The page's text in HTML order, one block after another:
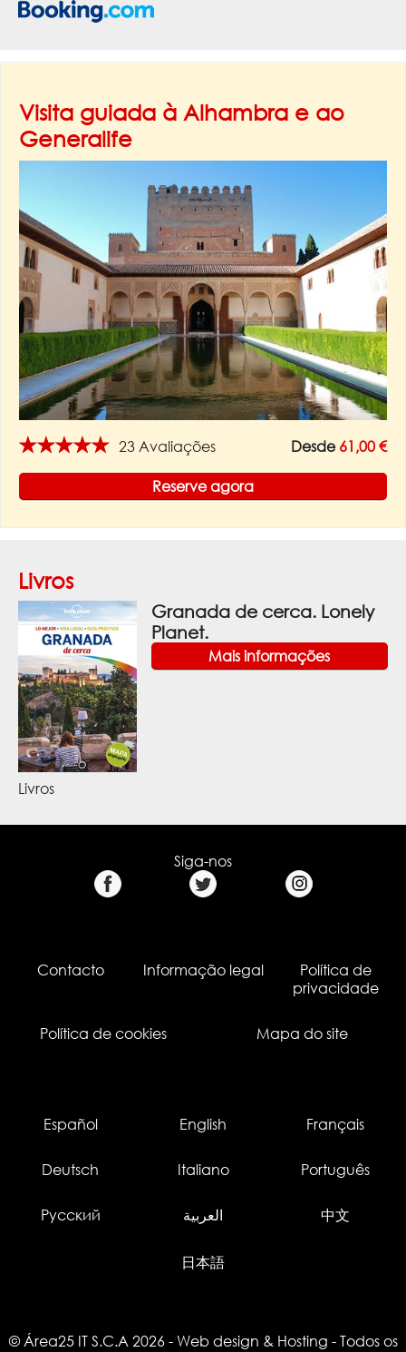
Visita guiada à Alhambra e ao
Generalife
★★★★★ 23 Avaliações Desde 61,00 €
Reserve agora
Livros
Granada de cerca. Lonely
Planet.
Mais informações
Livros
Siga-nos
Contacto Informação legal
Política de
privacidade
Política de cookies Mapa do site
Español English Français
Deutsch Italiano Português
Русский العربية 中文
日本語
© Área25 IT S.C.A 2026- Web design & Hosting - Todos os